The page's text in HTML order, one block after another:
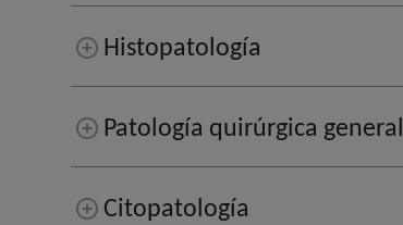
Histopatología
Patología quirúrgica general
Citopatología